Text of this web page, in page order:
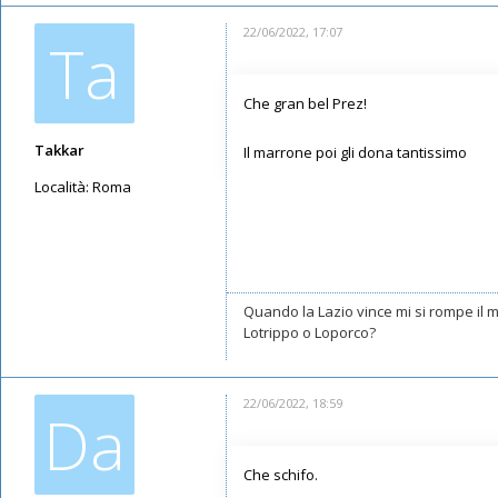
Ta
Takkar
Località: Roma
22/06/2022, 17:07
Che gran bel Prez!
Il marrone poi gli dona tantissimo
Quando la Lazio vince mi si rompe il
Lotrippo o Loporco?
Da 22/06/2022, 18:59
Che schifo.